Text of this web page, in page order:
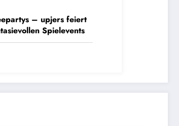
– upjers feiert
Spielevents